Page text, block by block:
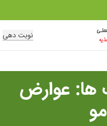
نوبت دهی
ها: عوارض